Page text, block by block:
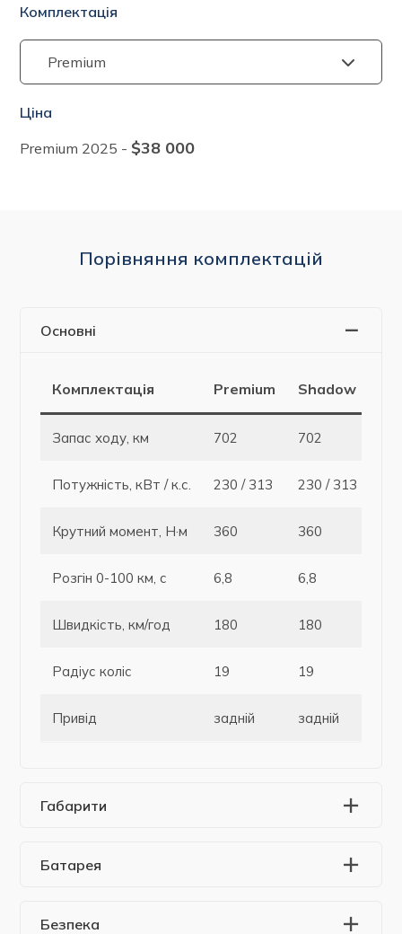
Комплектація
Ціна
Premium 2025 - $38 000
Порівняння комплектацій
Основні
Комплектація Premium Shadow
Запас ходу, км 702 702
Потужність, кВт / к.с. 230 / 313 230 / 313
Крутний момент, Н·м 360 360
Розгін 0-100 км, с 6,8 6,8
Швидкість, км/год 180 180
Радіус коліс 19 19
Привід задній задній
Габарити
Батарея
Безпека